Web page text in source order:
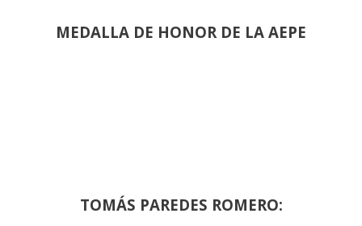
MEDALLA DE HONOR DE LA AEPE
TOMÁS PAREDES ROMERO: